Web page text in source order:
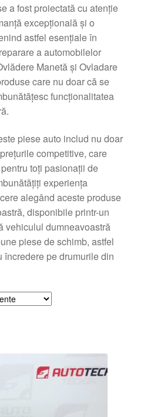
a fost proiectată cu atenție
excepțională și o
astfel esențiale în
a automobilelor
Manetă și Ovladare
care nu doar că se
funcționalitatea
piese auto includ nu doar
competitive, care
toți pasionații de
experiența
alegând aceste produse
disponibile printr-un
vehiculul dumneavoastră
piese de schimb, astfel
încredere pe drumurile din